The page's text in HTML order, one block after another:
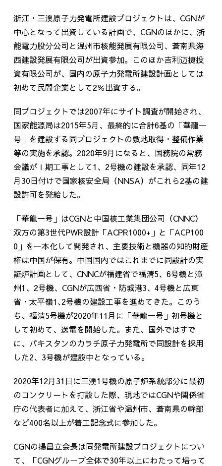
浙江・三澳原子力発電所建設プロジェクトは、CGNが
中心となって出資している計画で、CGNのほかに、浙
能電力股分公司と温州市核能発展有限公司、蒼南県海
西建設発展有限公司が出資参加。このほか吉利迈捷投
資有限公司が、国内の原子力発電所建設計画としては
初めて民間企業として2％出資する。
同プロジェクトでは2007年にサイト調査が開始され、
国家能源局は2015年5月、最終的に合計6基の「華龍一
号」を建設する同プロジェクトの敷地取得・整備作業
等の実施を承認。2020年9月になると、国務院の常務
会議がⅠ期工事として1、2号機の建設を承認、同年12
月30日付けで国家核安全局（NNSA）がこれら2基の建
設許可を発給した。
「華龍一号」はCGNと中国核工業集団公司（CNNC）
双方の第3世代PWR設計「ACPR1000+」と「ACP100
0」を一本化して開発され、主要技術と機器の知的財産
権は中国が保有。中国国内ではこれまでに同設計の実
証炉計画として、CNNCが福建省で福清5、6号機と漳
州1、2号機、CGNが広西省・防城港3、4号機と広東
省・太平嶺1､2号機の建設工事を進めてきた。このう
ち、福清5号機が2020年11月に「華龍一号」初号機と
して初めて、送電を開始した。また、国外ではすで
に、パキスタンのカラチ原子力発電所で同設計を採用
した2、3号機が建設中となっている。
2020年12月31日に三澳1号機の原子炉系統部分に最初
のコンクリートを打設した際、現地ではCGNや関係省
庁の代表者に加えて、浙江省や温州市、蒼南県の幹部
など400名以上が着工記念式に参加した。
CGNの揚昌立会長は同発電所建設プロジェクトについ
て、「CGNグループ全体で30年以上にわたって培って